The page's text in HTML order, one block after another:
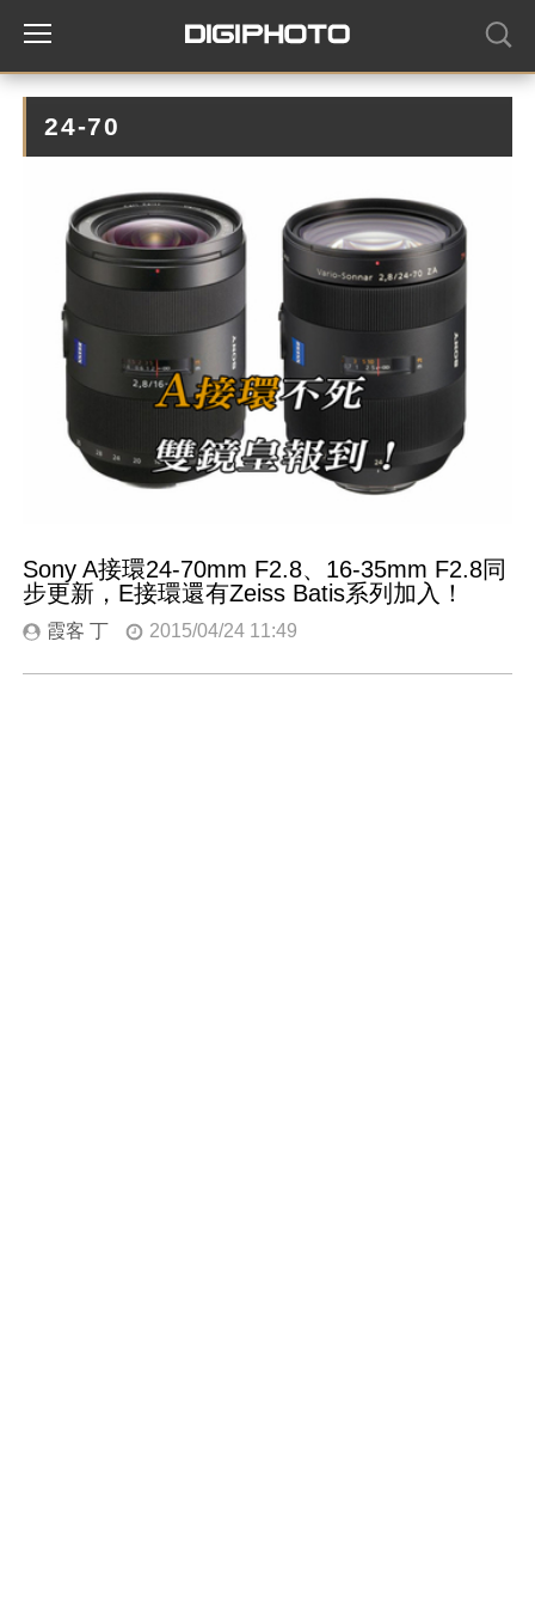
24-70
Sony A接環24-70mm F2.8、16-35mm F2.8同
步更新，E接環還有Zeiss Batis系列加入！
霞客 丁 2015/04/24 11:49